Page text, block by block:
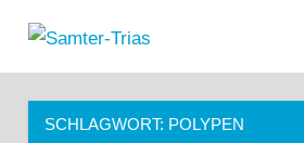
Inhalt
springen
Polypen
SCHLAGWORT: POLYPEN